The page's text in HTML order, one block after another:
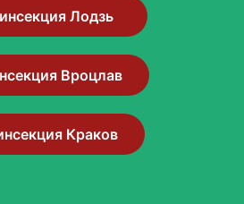
Лодзь
Вроцлав
Краков